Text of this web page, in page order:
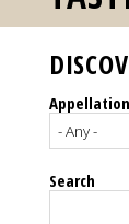
Appellation
Search